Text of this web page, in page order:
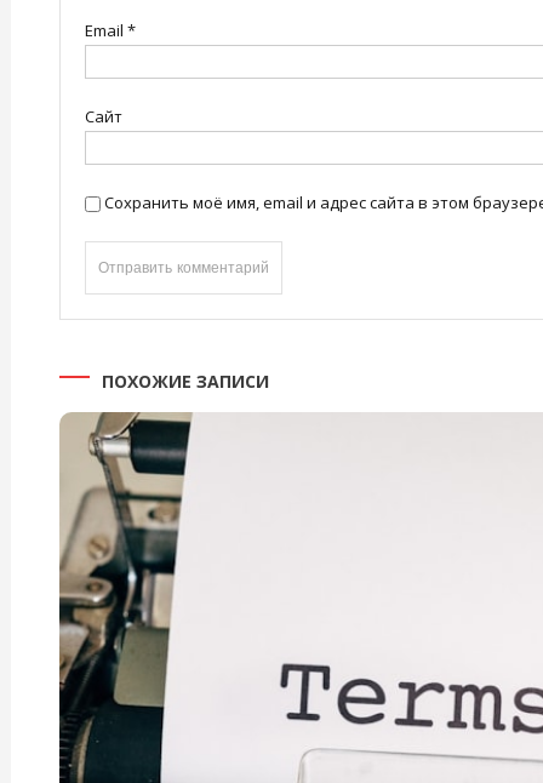
Email *
Сайт
Сохранить моё имя, email и адрес сайта в этом
ПОХОЖИЕ ЗАПИСИ